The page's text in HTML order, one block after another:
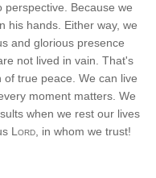
perspective. Because we
his hands. Either way, we
and glorious presence
not lived in vain. That's
true peace. We can live
moment matters. We
when we rest our lives
Lord , in whom we trust!